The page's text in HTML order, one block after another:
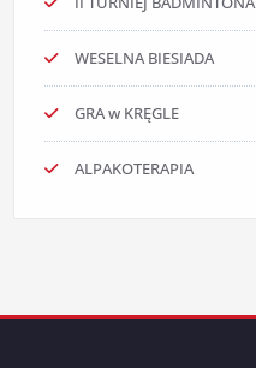
WESELNA BIESIADA
GRA w KRĘGLE
ALPAKOTERAPIA